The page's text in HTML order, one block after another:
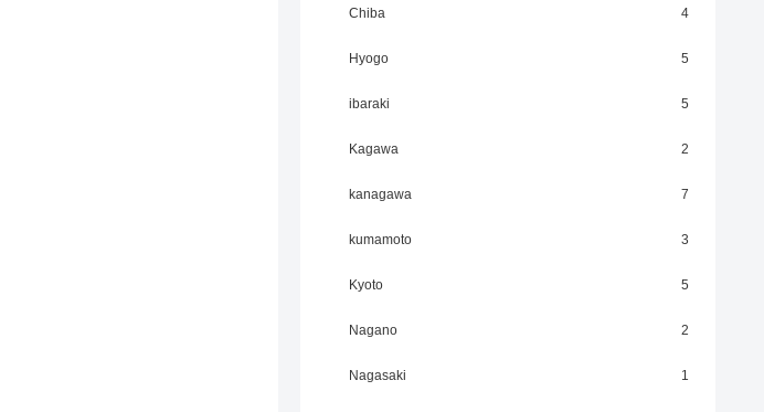
Chiba 4
Hyogo 5
ibaraki 5
Kagawa 2
kanagawa 7
kumamoto 3
Kyoto 5
Nagano 2
Nagasaki 1